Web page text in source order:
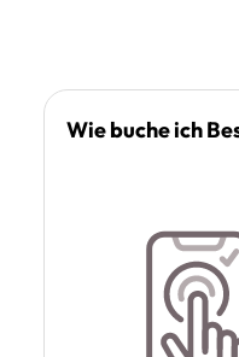
Wie buche ich